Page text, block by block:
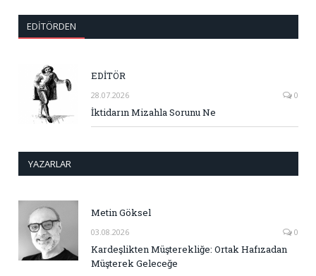
EDITÖRDEN
EDİTÖR
28.07.2026 0
İktidarın Mizahla Sorunu Ne
YAZARLAR
Metin Göksel
03.08.2026 0
Kardeşlikten Müşterekliğe: Ortak Hafızadan
Müşterek Geleceğe